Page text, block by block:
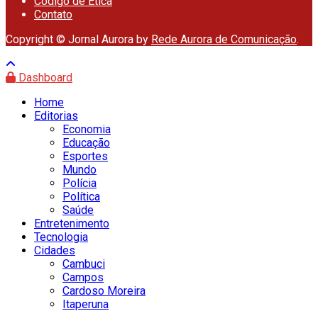
Contato
Copyright © Jornal Aurora by Rede Aurora de Comunicação.
Dashboard
Home
Editorias
Economia
Educação
Esportes
Mundo
Polícia
Política
Saúde
Entretenimento
Tecnologia
Cidades
Cambuci
Campos
Cardoso Moreira
Itaperuna